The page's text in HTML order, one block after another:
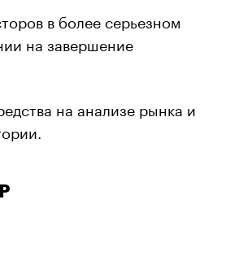
в более серьезном
на завершение
на анализе рынка и